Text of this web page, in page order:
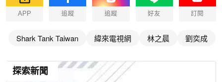
APP 追蹤 追蹤 好友 訂閱
Shark Tank Taiwan 緯來電視網 林之晨 劉奕成
探索新聞